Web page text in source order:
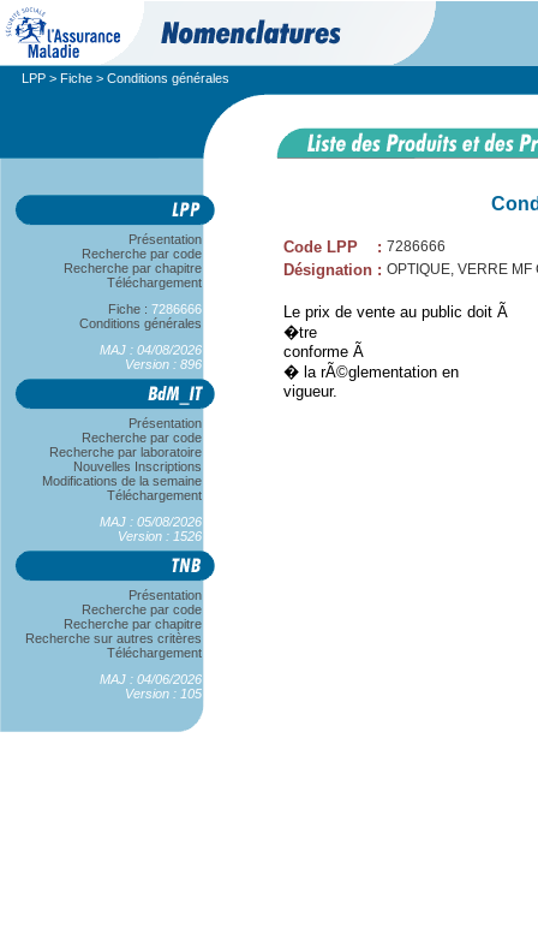
LPP > Fiche > Conditions générales
Présentation
Recherche par code
Recherche par chapitre
Téléchargement
Fiche : 7286666
Conditions générales
MAJ : 04/08/2026
Version : 896
Présentation
Recherche par code
Recherche par laboratoire
Nouvelles Inscriptions
Modifications de la semaine
Téléchargement
MAJ : 05/08/2026
Version : 1526
Présentation
Recherche par code
Recherche par chapitre
Recherche sur autres critères
Téléchargement
MAJ : 04/06/2026
Version : 105
Code LPP : 7286666
Désignation : OPTIQUE, VERRE MF
Le prix de vente au public doit Ã
�tre
conforme Ã
� la rÃ©glementation en
vigueur.